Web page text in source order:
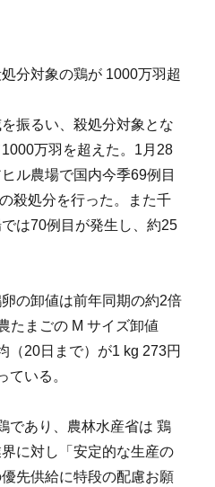
分対象の鶏が 1000万羽超
振るい、殺処分対象とな
万羽を超えた。1月28
ル農場で国内今季69例目
殺処分を行った。また千
は70例目が発生し、約25
の卸値は前年同期の約2倍
たまごの M サイズ卸値
（20日まで）が1 kg 273円
ている。
であり、農林水産省は 鶏
に対し「安定的な生産の
先供給に特段の配慮お願